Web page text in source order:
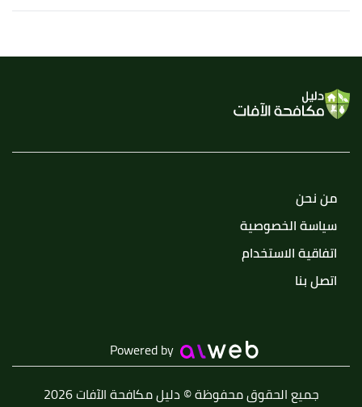
من نحن
سياسة الخصوصية
اتفاقية الاستخدام
اتصل بنا
Powered by
جميع الحقوق محفوظة © دليل مكافحة الآفات 2026